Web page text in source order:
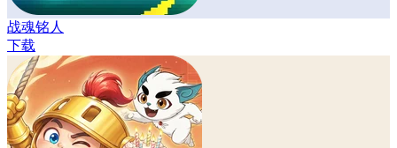
战魂铭人
下载